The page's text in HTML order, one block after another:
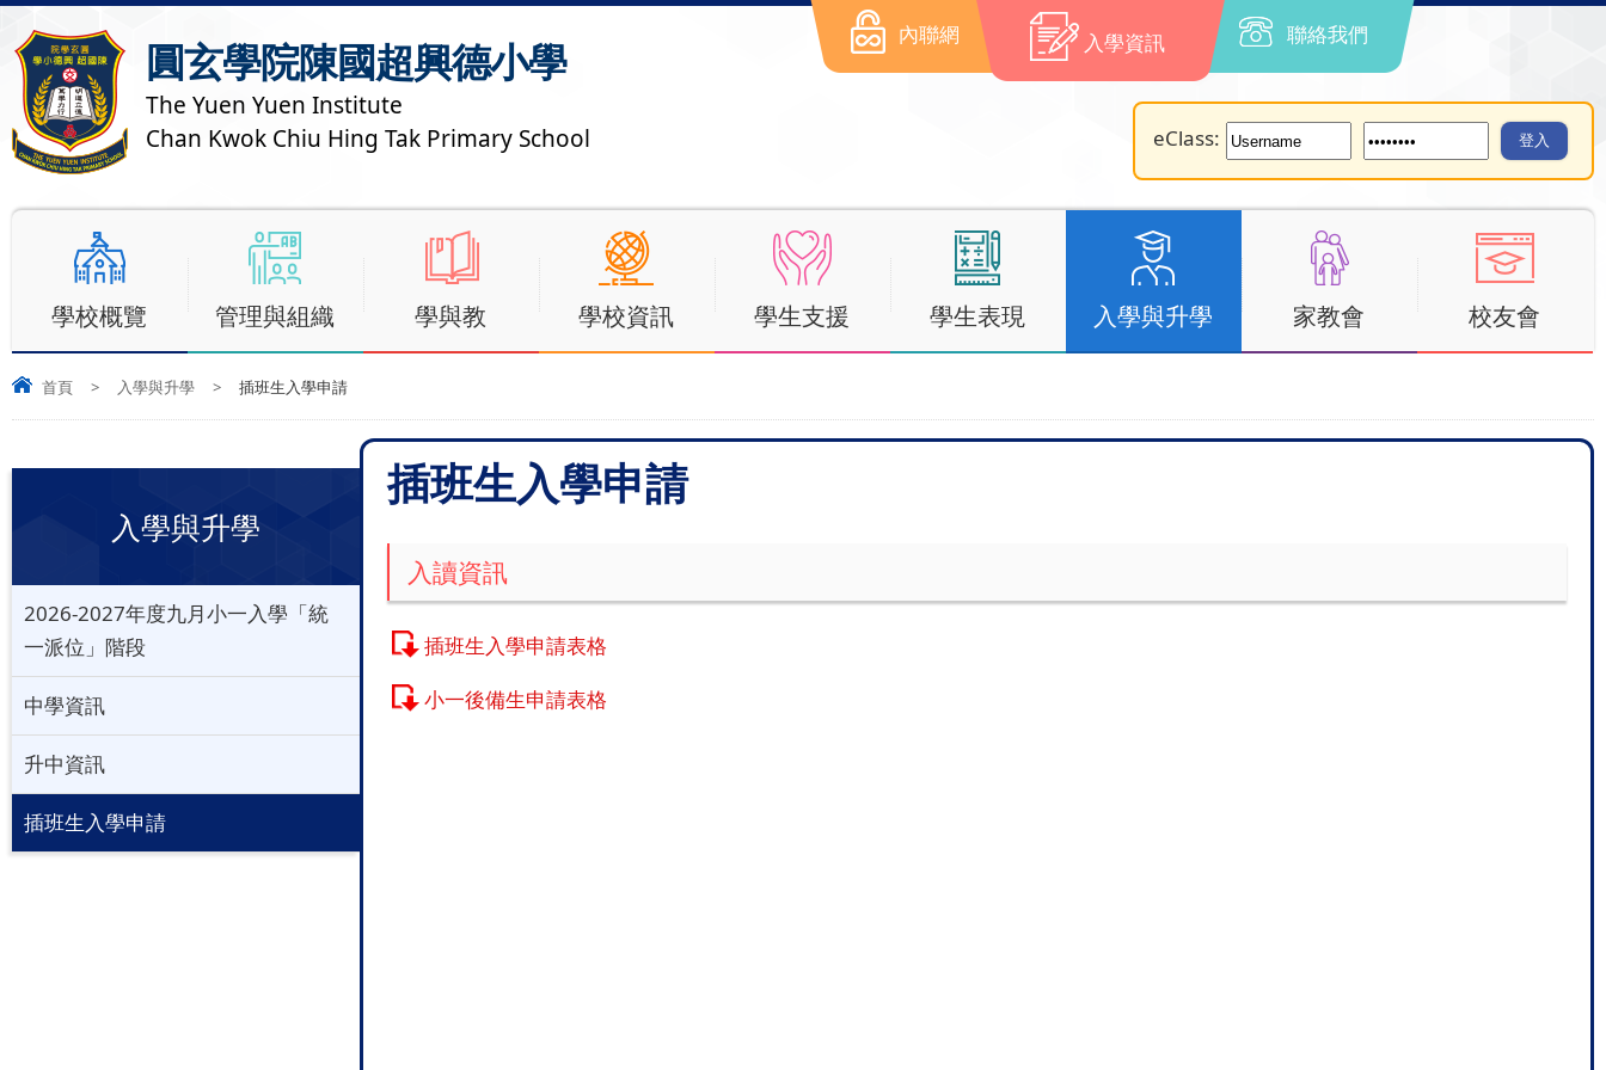
圓玄學院陳國超興德小學
The Yuen Yuen Institute
Chan Kwok Chiu Hing Tak Primary School
內聯網 入學資訊 聯絡我們
eClass:
學校概覽 管理與組織 學與教 學校資訊 學生支援 學生表現 入學與升學 家教會 校友會
首頁 > 入學與升學 > 插班生入學申請
插班生入學申請
入讀資訊
插班生入學申請表格
小一後備生申請表格
入學與升學
2026-2027年度九月小一入學「統
一派位」階段
中學資訊
升中資訊
插班生入學申請